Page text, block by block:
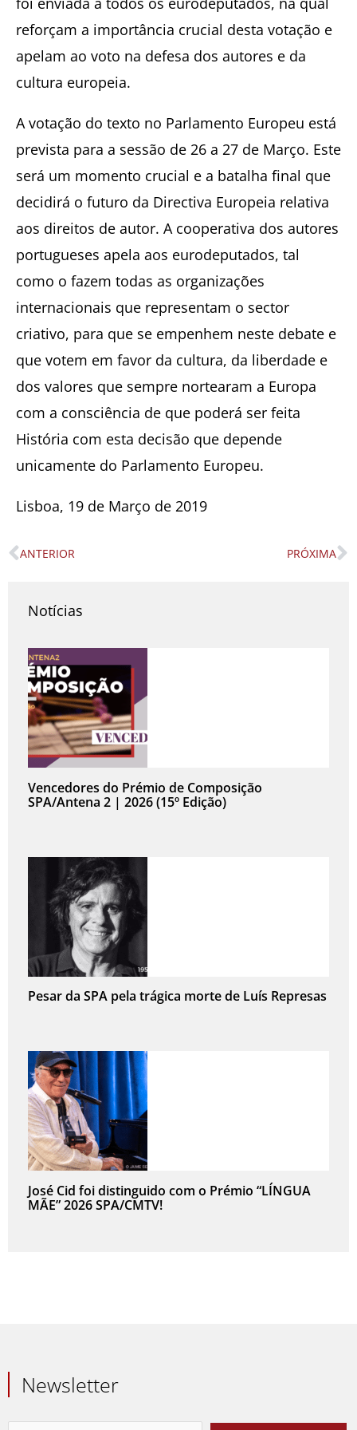
reforçam a importância crucial desta votação e
apelam ao voto na defesa dos autores e da
cultura europeia.
A votação do texto no Parlamento Europeu está
prevista para a sessão de 26 a 27 de Março. Este
será um momento crucial e a batalha final que
decidirá o futuro da Directiva Europeia relativa
aos direitos de autor. A cooperativa dos autores
portugueses apela aos eurodeputados, tal
como o fazem todas as organizações
internacionais que representam o sector
criativo, para que se empenhem neste debate e
que votem em favor da cultura, da liberdade e
dos valores que sempre nortearam a Europa
com a consciência de que poderá ser feita
História com esta decisão que depende
unicamente do Parlamento Europeu.
Lisboa, 19 de Março de 2019
Prev
ANTERIOR PRÓXIMA
Notícias
Vencedores do Prémio de Composição
SPA/Antena 2 | 2026 (15º Edição)
Pesar da SPA pela trágica morte de Luís Represas
José Cid foi distinguido com o Prémio “LÍNGUA
MÃE” 2026 SPA/CMTV!
Newsletter